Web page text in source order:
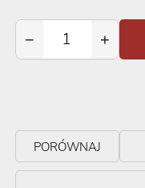
− +
PORÓWNAJ